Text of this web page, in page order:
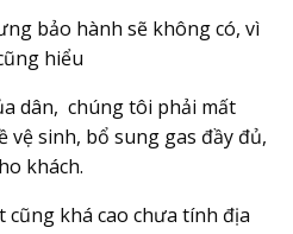
bảo hành sẽ không có, vì
hiểu
dân, chúng tôi phải mất
vệ sinh, bổ sung gas đầy đủ,
khách.
cũng khá cao chưa tính địa